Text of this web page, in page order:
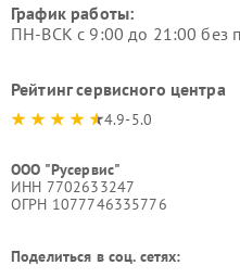
График работы:
ПН-ВСК с 9:00 до 21:00 без
Рейтинг сервисного центра
4.9-5.0
ООО "Русервис"
ИНН 7702633247
ОГРН 1077746335776
Поделиться в соц. сетях: